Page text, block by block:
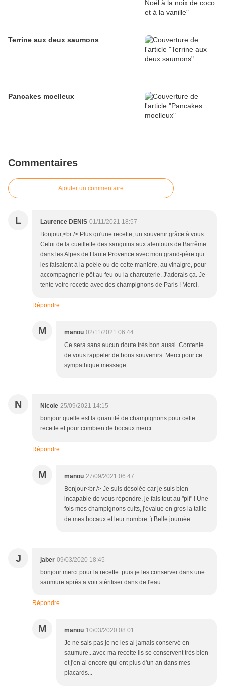
Terrine aux deux saumons
Pancakes moelleux
Commentaires
Ajouter un commentaire
L Laurence DENIS 01/11/2021 18:57
Bonjour,<br /> Plus qu'une recette, un souvenir grâce à vous.
Celui de la cueillette des sanguins aux alentours de Barrême
dans les Alpes de Haute Provence avec mon grand-père qui
les faisaient à la poële ou de cette manière, au vinaigre, pour
accompagner le pôt au feu ou la charcuterie. J'adorais ça. Je
tente votre recette avec des champignons de Paris ! Merci.
Répondre
M manou 02/11/2021 06:44
Ce sera sans aucun doute très bon aussi. Contente
de vous rappeler de bons souvenirs. Merci pour ce
sympathique message...
N Nicole 25/09/2021 14:15
bonjour quelle est la quantité de champignons pour cette
recette et pour combien de bocaux merci
Répondre
M manou 27/09/2021 06:47
Bonjour<br /> Je suis désolée car je suis bien
incapable de vous répondre, je fais tout au "pif" ! Une
fois mes champignons cuits, j'évalue en gros la taille
de mes bocaux et leur nombre :) Belle journée
J jaber 09/03/2020 18:45
bonjour merci pour la recette. puis je les conserver dans une
saumure après a voir stériliser dans de l'eau.
Répondre
M manou 10/03/2020 08:01
Je ne sais pas je ne les ai jamais conservé en
saumure...avec ma recette ils se conservent très bien
et j'en ai encore qui ont plus d'un an dans mes
placards...